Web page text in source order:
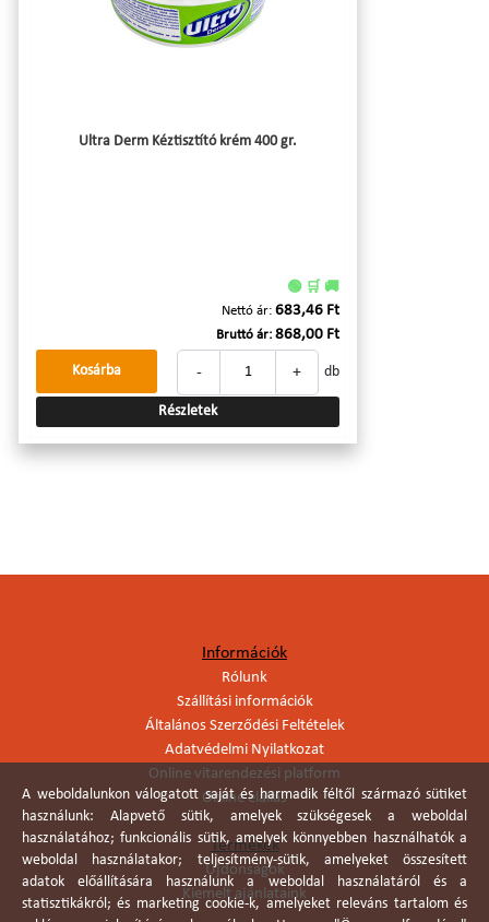
Ultra Derm Kéztisztító krém 400 gr.
🟢 🛒 🚚
Nettó ár: 683,46 Ft
Bruttó ár: 868,00 Ft
- + db
Kosárba
Részletek
Információk
Rólunk
Szállítási információk
Általános Szerződési Feltételek
Adatvédelmi Nyilatkozat
Online vitarendezési platform
Online elállás
Termékek
Újdonságok
Kiemelt ajánlataink
A weboldalunkon válogatott saját és harmadik féltől származó sütiket
használunk: Alapvető sütik, amelyek szükségesek a weboldal
használatához; funkcionális sütik, amelyek könnyebben használhatók a
weboldal használatakor; teljesítmény-sütik, amelyeket összesített
adatok előállítására használunk a weboldal használatáról és a
statisztikákról; és marketing cookie-k, amelyeket releváns tartalom és